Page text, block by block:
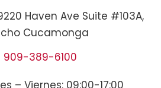
Haven Ave Suite #103A,
Cucamonga
909-389-6100
– Viernes: 09:00-17:00